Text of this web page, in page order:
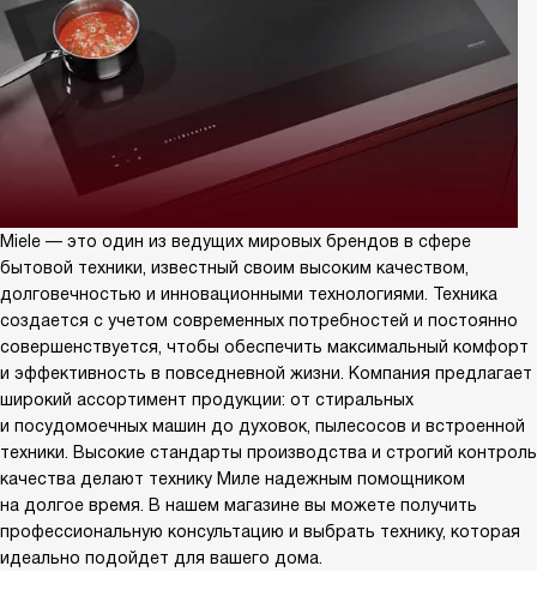
Miele — это один из ведущих мировых брендов в сфере
бытовой техники, известный своим высоким качеством,
долговечностью и инновационными технологиями. Техника
создается с учетом современных потребностей и постоянно
совершенствуется, чтобы обеспечить максимальный комфорт
и эффективность в повседневной жизни. Компания предлагает
широкий ассортимент продукции: от стиральных
и посудомоечных машин до духовок, пылесосов и встроенной
техники. Высокие стандарты производства и строгий контроль
качества делают технику Миле надежным помощником
на долгое время. В нашем магазине вы можете получить
профессиональную консультацию и выбрать технику, которая
идеально подойдет для вашего дома.